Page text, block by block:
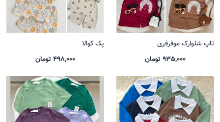
تاپ شلوارک موفرفری
935,000 تومان
پک کوالا
498,000 تومان